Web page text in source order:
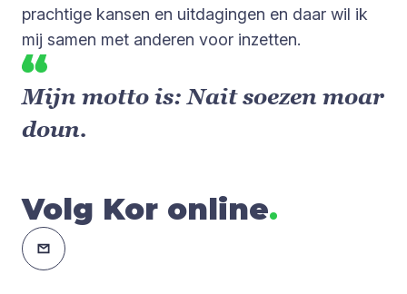
prachtige kansen en uitdagingen en daar wil ik
mij samen met anderen voor inzetten.
Mijn motto is: Nait soezen moar
doun.
Volg Kor online.